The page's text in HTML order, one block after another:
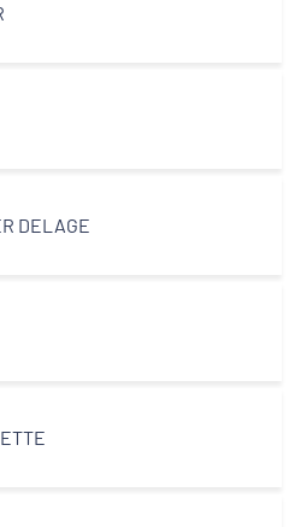
pour l’emploi
et ingénierie
DELAGE